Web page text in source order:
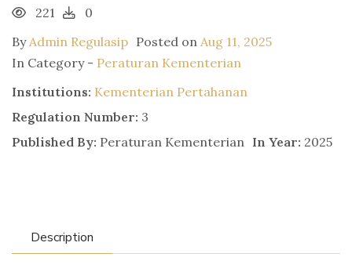
221
0
ByAdmin Regulasip Posted on Aug 11, 2025
In Category - Peraturan Kementerian
Institutions: Kementerian Pertahanan
Regulation Number: 3
Published By: Peraturan Kementerian In Year: 2025
Description